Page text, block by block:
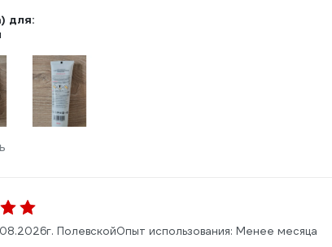
для:
г. ПолевскойОпыт использования: Менее месяца